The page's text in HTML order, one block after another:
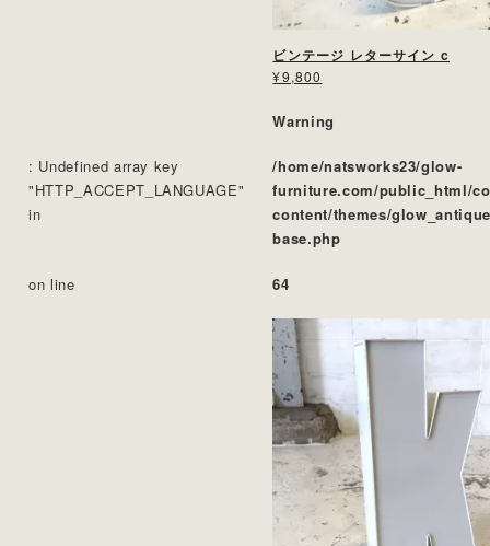
ビンテージ レターサイン c
¥9,800
Warning
: Undefined array key
"HTTP_ACCEPT_LANGUAGE"
in
/home/natsworks23/glow-
furniture.com/public_html/
content/themes/
base.php
on line 64